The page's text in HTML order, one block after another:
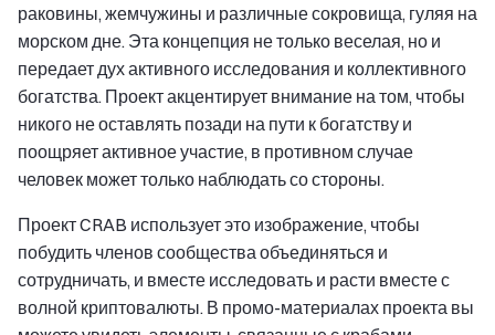
раковины, жемчужины и различные сокровища, гуляя на
морском дне. Эта концепция не только веселая, но и
передает дух активного исследования и коллективного
богатства. Проект акцентирует внимание на том, чтобы
никого не оставлять позади на пути к богатству и
поощряет активное участие, в противном случае
человек может только наблюдать со стороны.
Проект CRAB использует это изображение, чтобы
побудить членов сообщества объединяться и
сотрудничать, и вместе исследовать и расти вместе с
волной криптовалюты. В промо-материалах проекта вы